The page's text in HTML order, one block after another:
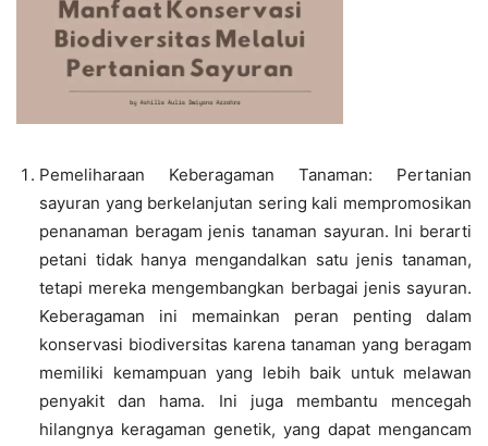
Pemeliharaan Keberagaman Tanaman: Pertanian
sayuran yang berkelanjutan sering kali mempromosikan
penanaman beragam jenis tanaman sayuran. Ini berarti
petani tidak hanya mengandalkan satu jenis tanaman,
tetapi mereka mengembangkan berbagai jenis sayuran.
Keberagaman ini memainkan peran penting dalam
konservasi biodiversitas karena tanaman yang beragam
memiliki kemampuan yang lebih baik untuk melawan
penyakit dan hama. Ini juga membantu mencegah
hilangnya keragaman genetik, yang dapat mengancam